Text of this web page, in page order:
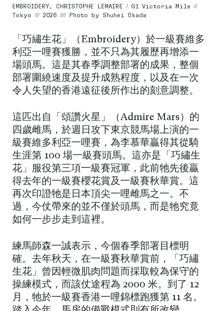
EMBROIDERY, CHRISTOPHE LEMAIRE / G1 Victoria Mile //
Tokyo /// 2026 //// Photo by Shuhei Okada
「巧繡生花」（Embroidery）於一級賽維多
利亞一哩賽獲勝，並不只為其履歷再增添一
場頭馬。這是其春季調整部署的成果，整個
部署圍繞速度及提升成熟程度，以及在一次
令人失望的香港遠征後所作出的刻意調整。
這匹出自「頌讚火星」（Admire Mars）的
四歲雌馬，於週日攻下東京競馬場上演的一
級賽維多利亞一哩賽，為李慕華贏得其從騎
生涯第 100 場一級賽頭馬。這亦是「巧繡生
花」服役第三項一級賽冠軍，此前牠先後贏
得去年的一級賽櫻花賞及一級賽秋華賞。這
再次印證牠是日本頂尖一哩雌馬之一。不
過，今仗帶來的並不僅於頭馬，而是牠究竟
如何一步步走到這裡。
練馬師森一誠表示，今個春季部署目標明
確。去年秋天，在一級賽秋華賞前，「巧繡
生花」曾因輕微肌肉問題而採取較為保守的
操練模式，而該仗途程為 2000 米。到了 12
月，牠於一級賽香港一哩錦標跑獲第 11 名。